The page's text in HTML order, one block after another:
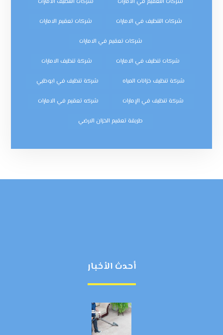
شركات التنظيف في الامارات شركات تعقيم الامارات
شركات تعقيم في الامارات
شركات تنظيف في الامارات شركة تنظيف الامارات
شركة تنظيف خزانات المياه شركة تنظيف في ابوظبي
شركة تنظيف في الإمارات شركه تعقيم في الامارات
طريقة تعقيم الخزان الارضي
أحدث الأخبار